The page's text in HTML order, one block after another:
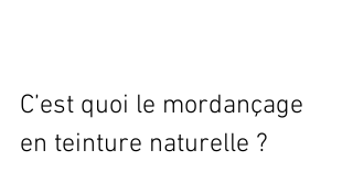
C’est quoi le mordançage
en teinture naturelle ?